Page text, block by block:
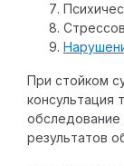
Детский
Хирург
При стойком
консультация
обследование
результатов